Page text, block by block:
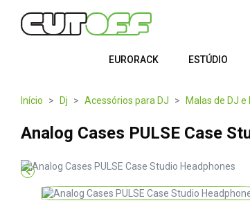
EURORACK ESTÚDIO
Início Dj Acessórios para DJ Malas de DJ e
Analog Cases PULSE Case
